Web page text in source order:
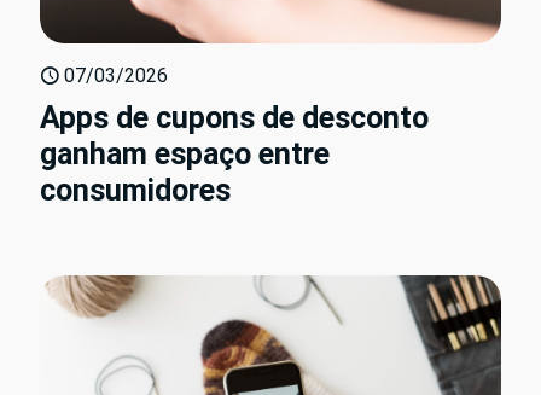
07/03/2026
Apps de cupons de desconto
ganham espaço entre
consumidores